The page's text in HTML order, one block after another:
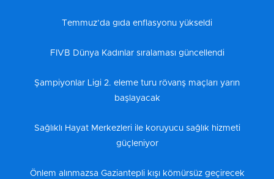
Temmuz’da gıda enflasyonu yükseldi
FIVB Dünya Kadınlar sıralaması güncellendi
Şampiyonlar Ligi 2. eleme turu rövanş maçları yarın
başlayacak
Sağlıklı Hayat Merkezleri ile koruyucu sağlık hizmeti
güçleniyor
Önlem alınmazsa Gaziantepli kışı kömürsüz geçirecek